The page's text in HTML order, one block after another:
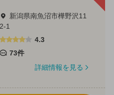
新潟県南魚沼市樺野沢11
2-1
4.3
73件
詳細情報を見る